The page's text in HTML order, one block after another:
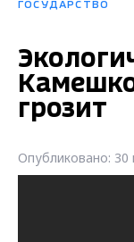
ГОСУДАРСТВО
грозит
Опубликовано: 30